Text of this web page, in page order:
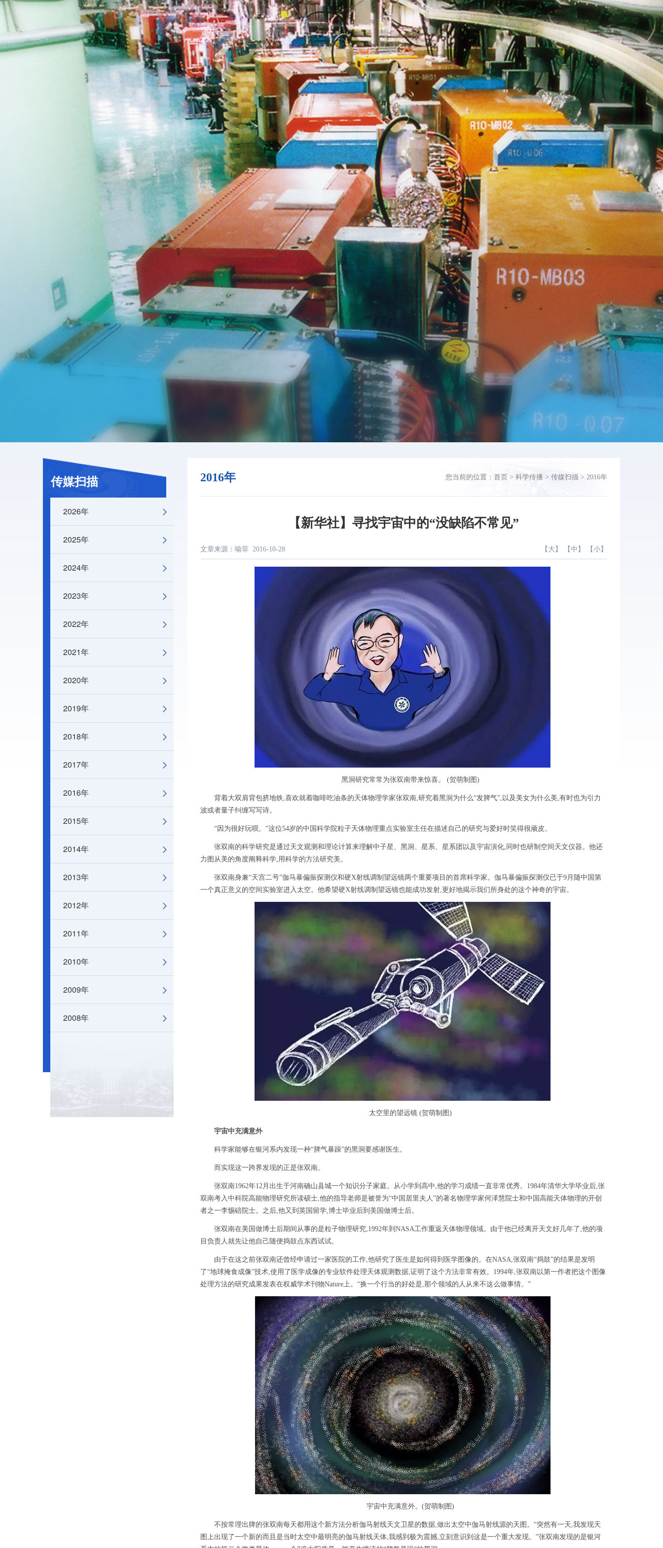
传媒扫描
2026年
2025年
2024年
2023年
2022年
2021年
2020年
2019年
2018年
2017年
2016年
2015年
2014年
2013年
2012年
2011年
2010年
2009年
2008年
2016年 您当前的位置： 首页 > 科学传播 > 传媒扫描 > 2016年
【新华社】寻找宇宙中的“没缺陷不常见”
文章来源：喻菲 2016-10-28 【 大 】 【 中 】 【 小 】
黑洞研究常常为张双南带来惊喜。 (贺萌制图)
背着大双肩背包挤地铁,喜欢就着咖啡吃油条的天体物理学家张双南,研究着黑洞为什么“发脾气”,以及美女为什么美,有时也为引力
波或者量子纠缠写写诗。
“因为很好玩呗。”这位54岁的中国科学院粒子天体物理重点实验室主任在描述自己的研究与爱好时笑得很顽皮。
张双南的科学研究是通过天文观测和理论计算来理解中子星、黑洞、星系、星系团以及宇宙演化,同时也研制空间天文仪器。他还
力图从美的角度阐释科学,用科学的方法研究美。
张双南身兼“天宫二号”伽马暴偏振探测仪和硬X射线调制望远镜两个重要项目的首席科学家。伽马暴偏振探测仪已于9月随中国第
一个真正意义的空间实验室进入太空。他希望硬X射线调制望远镜也能成功发射,更好地揭示我们所身处的这个神奇的宇宙。
太空里的望远镜 (贺萌制图)
宇宙中充满意外
科学家能够在银河系内发现一种“脾气暴躁”的黑洞要感谢医生。
而实现这一跨界发现的正是张双南。
张双南1962年12月出生于河南确山县城一个知识分子家庭。从小学到高中,他的学习成绩一直非常优秀。1984年清华大学毕业后,张
双南考入中科院高能物理研究所读硕士,他的指导老师是被誉为“中国居里夫人”的著名物理学家何泽慧院士和中国高能天体物理的开创
者之一李惕碚院士。之后,他又到英国留学,博士毕业后到美国做博士后。
张双南在美国做博士后期间从事的是粒子物理研究,1992年到NASA工作重返天体物理领域。由于他已经离开天文好几年了,他的项
目负责人就先让他自己随便捣鼓点东西试试。
由于在这之前张双南还曾经申请过一家医院的工作,他研究了医生是如何得到医学图像的。在NASA,张双南“捣鼓”的结果是发明
了“地球掩食成像”技术,使用了医学成像的专业软件处理天体观测数据,证明了这个方法非常有效。1994年,张双南以第一作者把这个图像
处理方法的研究成果发表在权威学术刊物Nature上。“换一个行当的好处是,那个领域的人从来不这么做事情。”
宇宙中充满意外。(贺萌制图)
不按常理出牌的张双南每天都用这个新方法分析伽马射线天文卫星的数据,做出太空中伽马射线源的天图。“突然有一天,我发现天
图上出现了一个新的而且是当时太空中最明亮的伽马射线天体,我感到极为震撼,立刻意识到这是一个重大发现。”张双南发现的是银河